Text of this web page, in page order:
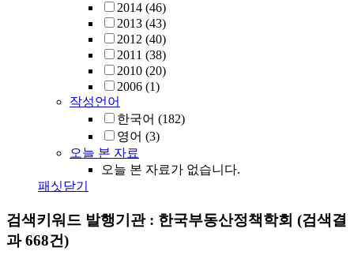
2014 (46)
2013 (43)
2012 (40)
2011 (38)
2010 (20)
2006 (1)
작성언어
한국어 (182)
영어 (3)
오늘 본 자료
오늘 본 자료가 없습니다.
패싯닫기
검색키워드 발행기관 : 한국부동산정책학회 (검색결
과 668건)